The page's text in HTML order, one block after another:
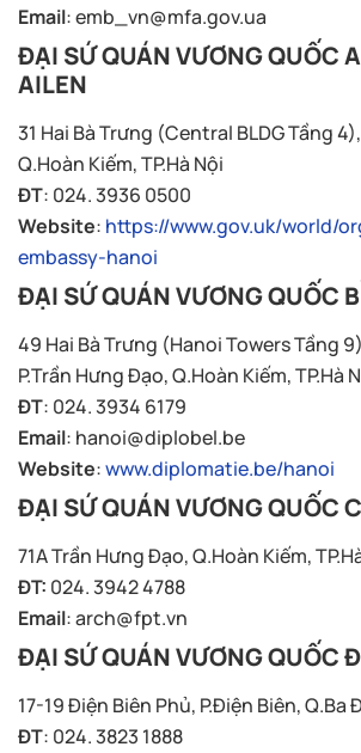
Email:emb_vn@mfa.gov.ua
ĐẠI SỨ QUÁN VƯƠNG QUỐC
AILEN
31 Hai Bà Trưng (Central BLDG Tầng
Q.Hoàn Kiếm, TP.Hà Nội
ĐT: 024. 3936 0500
Website: https://www.gov.uk/world/
embassy-hanoi
ĐẠI SỨ QUÁN VƯƠNG QUỐC
49 Hai Bà Trưng (Hanoi Towers Tầng
P.Trần Hưng Đạo, Q.Hoàn Kiếm, TP.Hà
ĐT: 024. 3934 6179
Email: hanoi@diplobel.be
Website:www.diplomatie.be/hanoi
ĐẠI SỨ QUÁN VƯƠNG QUỐC
71A Trần Hưng Đạo, Q.Hoàn Kiếm,
ĐT: 024. 3942 4788
Email:arch@fpt.vn
ĐẠI SỨ QUÁN VƯƠNG QUỐC
17-19 Điện Biên Phủ, P.Điện Biên, Q.Ba
ĐT: 024. 3823 1888